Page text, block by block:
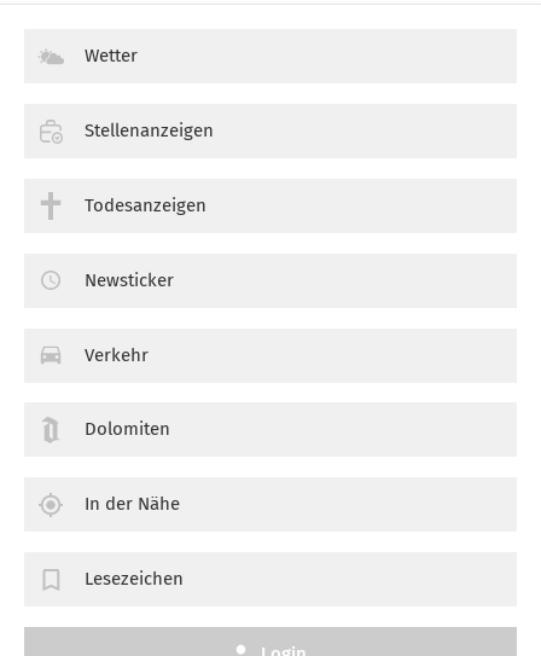
Wetter
Stellenanzeigen
Todesanzeigen
Newsticker
Verkehr
Dolomiten
In der Nähe
Lesezeichen